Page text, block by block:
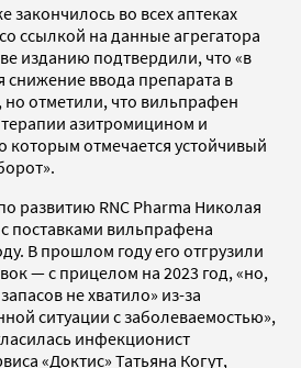
закончилось во всех аптеках
ссылкой на данные агрегатора
изданию подтвердили, что «в
снижение ввода препарата в
отметили, что вильпрафен
азитромицином и
отмечается устойчивый
развитию RNC Pharma Николая
поставками вильпрафена
В прошлом году его отгрузили
— с прицелом на 2023 год, «но,
не хватило» из-за
ситуации с заболеваемостью»,
инфекционист
«Доктис» Татьяна Когут,